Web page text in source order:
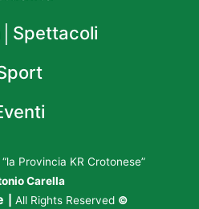
“la Provincia KR Crotonese”
Carella
All Rights Reserved ©